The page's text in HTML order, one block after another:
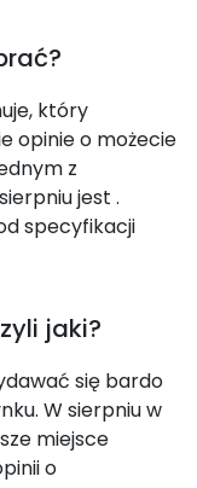
który
opinie o możecie
z
jest .
specyfikacji
jaki?
się bardo
W sierpniu w
miejsce
o